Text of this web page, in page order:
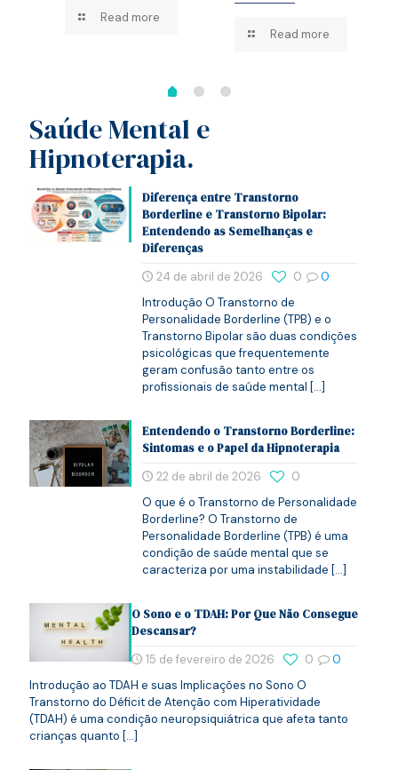
Read more
Read more
Saúde Mental e
Hipnoterapia.
Diferença entre Transtorno
Borderline e Transtorno Bipolar:
Entendendo as Semelhanças e
Diferenças
24 de abril de 2026
0
0
Introdução O Transtorno de
Personalidade Borderline (TPB) e o
Transtorno Bipolar são duas condições
psicológicas que frequentemente
geram confusão tanto entre os
profissionais de saúde mental […]
Entendendo o Transtorno Borderline:
Sintomas e o Papel da Hipnoterapia
22 de abril de 2026
0
O que é o Transtorno de Personalidade
Borderline? O Transtorno de
Personalidade Borderline (TPB) é uma
condição de saúde mental que se
caracteriza por uma instabilidade […]
O Sono e o TDAH: Por Que Não Consegue
Descansar?
15 de fevereiro de 2026
0
0
Introdução ao TDAH e suas Implicações no Sono O
Transtorno do Déficit de Atenção com Hiperatividade
(TDAH) é uma condição neuropsiquiátrica que afeta tanto
crianças quanto […]